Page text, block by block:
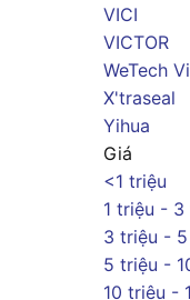
VICI
VICTOR
WeTech
X'traseal
Yihua
Giá
<1 triệu
1 triệu - 3
3 triệu -
5 triệu -
10 triệu -